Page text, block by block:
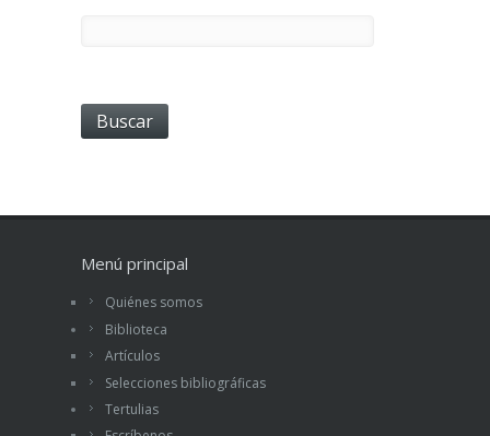
Menú principal
Quiénes somos
Biblioteca
Artículos
Selecciones bibliográficas
Tertulias